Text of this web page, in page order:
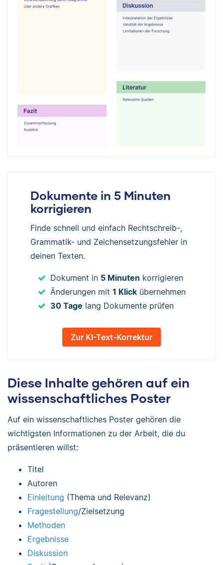
Dokumente in 5 Minuten
korrigieren
Finde schnell und einfach Rechtschreib-,
Grammatik- und Zeichensetzungsfehler in
deinen Texten.
Dokument in 5 Minuten korrigieren
Änderungen mit 1 Klick übernehmen
30 Tage lang Dokumente prüfen
Zur KI-Text-Korrektur
Diese Inhalte gehören auf ein
wissenschaftliches Poster
Auf ein wissenschaftliches Poster gehören die
wichtigsten Informationen zu der Arbeit, die du
präsentieren willst:
Titel
Autoren
Einleitung (Thema und Relevanz)
Fragestellung/Zielsetzung
Methoden
Ergebnisse
Diskussion